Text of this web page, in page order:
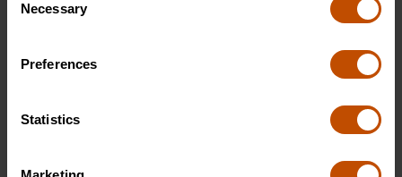
Selection
Necessary
Preferences
Statistics
¿Qué es la exploración empresarial?
Enterprise Exploration presenta a los estudiantes los
fundamentos de los negocios, la innovación y el espíritu
aprenden sobre conceptos empresariales clave como el
de problemas. Al estudiar Enterprise Exploration, los jóvenes